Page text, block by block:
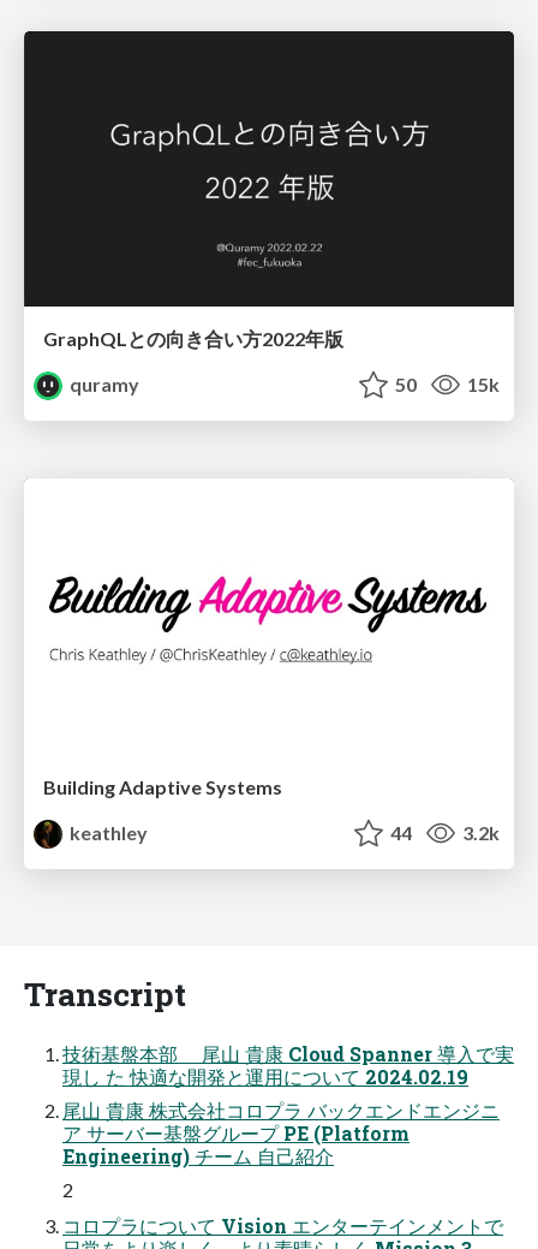
GraphQLとの向き合い方2022年版
quramy
50 15k
Building Adaptive Systems
keathley
44 3.2k
Transcript
技術基盤本部 尾山 貴康 Cloud Spanner 導入で実
現し た 快適な開発と運用について 2024.02.19
尾山 貴康 株式会社コロプラ バックエンドエンジニ
ア サーバー基盤グループ PE (Platform
Engineering) チーム 自己紹介
2
コロプラについて Vision エンターテインメントで